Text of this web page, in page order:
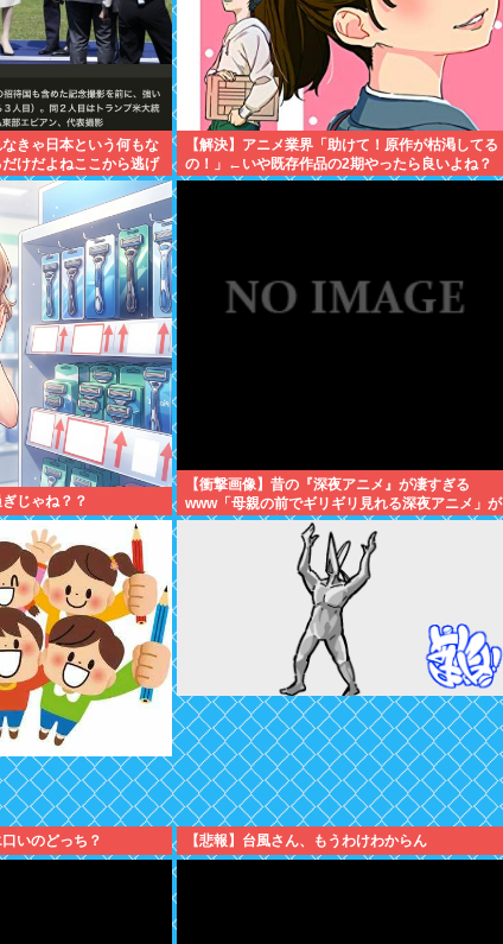
きゃ日本という何もな
けだよねここから逃げ
そうだと思う
【解決】アニメ業界「助けて！原作が枯渇してる
の！」←いや既存作品の2期やったら良いよね？
じゃね？？
【衝撃画像】昔の『深夜アニメ』が凄すぎる
www「母親の前でギリギリ見れる深夜アニメ」が
こちら…この名作アニメは…
いのどっち？ 【悲報】台風さん、もうわけわからん